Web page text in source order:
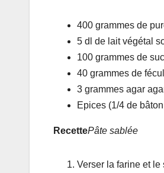
400 grammes de
5 dl de lait végétal
100 grammes de
40 grammes de
3 grammes agar
Epices (1/4 de
RecettePâte sablée
Verser la farine et